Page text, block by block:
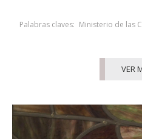
Palabras claves: Ministerio de las
VER